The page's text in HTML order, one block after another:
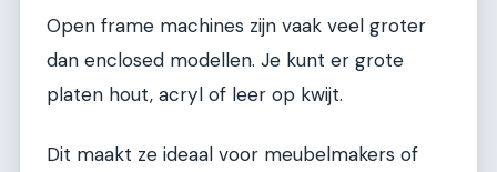
Open frame machines zijn vaak veel groter
dan enclosed modellen. Je kunt er grote
platen hout, acryl of leer op kwijt.
Dit maakt ze ideaal voor meubelmakers of